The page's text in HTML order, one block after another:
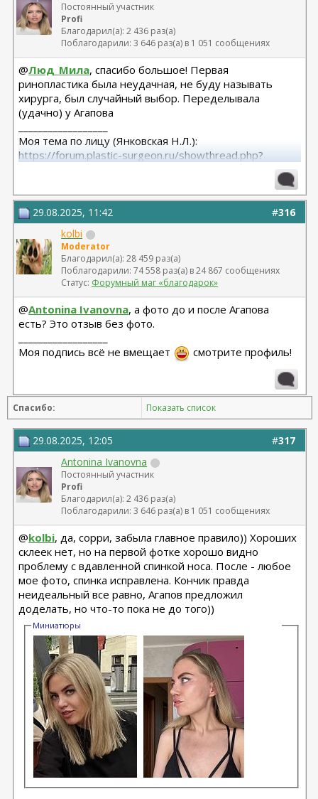
Постоянный участник
Profi
Благодарил(а): 2 436 раз(а)
Поблагодарили: 3 646 раз(а) в 1 051 сообщениях
@Люд_Мила, спасибо большое! Первая
ринопластика была неудачная, не буду называть
хирурга, был случайный выбор. Переделывала
(удачно) у Агапова
Моя тема по лицу (Янковская Н.Л.):
https://forum.plastic-surgeon.ru/showthread.php?
Моя тема по телу (Арамян Л.А.): https://forum.plastic-
surgeon.ru/showthread.php?t=25304
#316
29.08.2025, 11:42
kolbi
Moderator
Благодарил(а): 28 459 раз(а)
Поблагодарили: 74 558 раз(а) в 24 867 сообщениях
Статус: Форумный маг «благодарок»
@Antonina Ivanovna, а фото до и после Агапова
есть? Это отзыв без фото.
Моя подпись всё не вмещает
смотрите профиль!
Спасибо: Показать список
#317
29.08.2025, 12:05
Antonina Ivanovna
Постоянный участник
Profi
Благодарил(а): 2 436 раз(а)
Поблагодарили: 3 646 раз(а) в 1 051 сообщениях
@kolbi, да, сорри, забыла главное правило)) Хороших
склеек нет, но на первой фотке хорошо видно
проблему с вдавленной спинкой носа. После - любое
мое фото, спинка исправлена. Кончик правда
неидеальный все равно, Агапов предложил
доделать, но что-то пока не до того))
Миниатюры